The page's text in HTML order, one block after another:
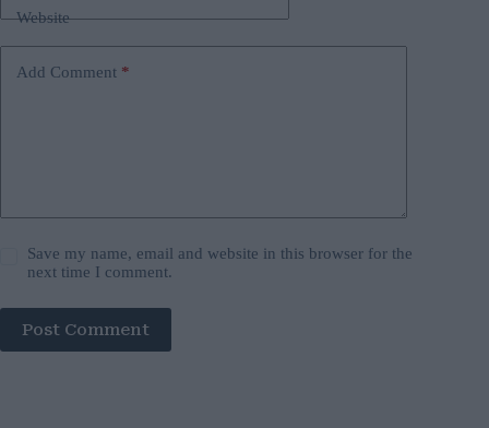
Website
Add Comment *
Save my name, email and website in this browser for the
next time I comment.
Post Comment